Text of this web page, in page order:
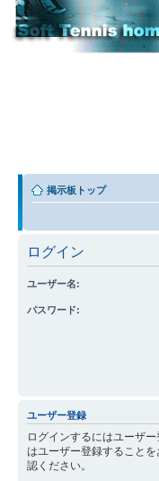
掲示板トップ
ログイン
ユーザー名:
パスワード:
ユーザー登録
ログインするにはユーザ
はユーザー登録すること
認ください。